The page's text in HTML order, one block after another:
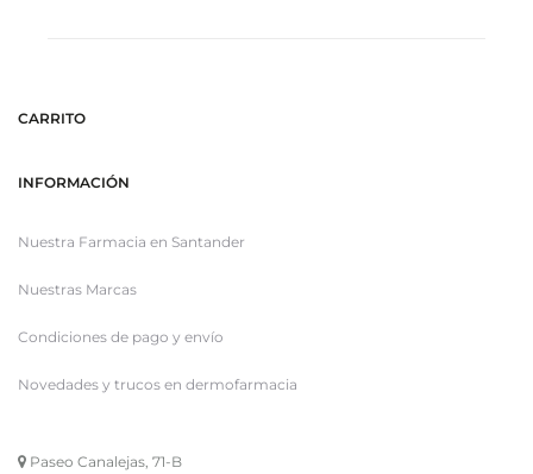
CARRITO
INFORMACIÓN
Nuestra Farmacia en Santander
Nuestras Marcas
Condiciones de pago y envío
Novedades y trucos en dermofarmacia
Paseo Canalejas, 71-B